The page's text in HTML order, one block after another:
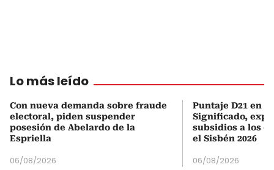
Lo más leído
Con nueva demanda sobre fraude
electoral, piden suspender
posesión de Abelardo de la
Espriella
06/08/2026
Puntaje D21 en
Significado,
subsidios a los
el Sisbén 2026
06/08/2026